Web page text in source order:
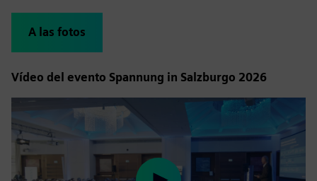
A las fotos
Vídeo del evento Spannung in Salzburgo 2026